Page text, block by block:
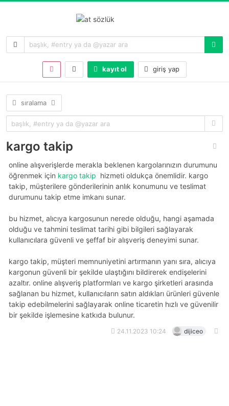
kayıt ol giriş yap
sıralama
kargo takip
online alışverişlerde merakla beklenen kargolarınızın durumunu
öğrenmek için kargo takip hizmeti oldukça önemlidir. kargo
takip, müşterilere gönderilerinin anlık konumunu ve teslimat
durumunu takip etme imkanı sunar.
bu hizmet, alıcıya kargosunun nerede olduğu, hangi aşamada
olduğu ve tahmini teslimat tarihi gibi bilgileri sağlayarak
kullanıcılara güvenli ve şeffaf bir alışveriş deneyimi sunar.
kargo takip, müşteri memnuniyetini artırmanın yanı sıra, alıcıya
kargonun güvenli bir şekilde ulaştığını bildirerek endişelerini
azaltır. online alışveriş platformları ve kargo şirketleri arasında
sağlanan bu hizmet, kullanıcıların satın aldıkları ürünleri güvenle
takip edebilmelerini sağlayarak online ticaretin hızlı ve güvenilir
bir şekilde işlemesine katkıda bulunur.
24.11.2023 10:24 dijiceo